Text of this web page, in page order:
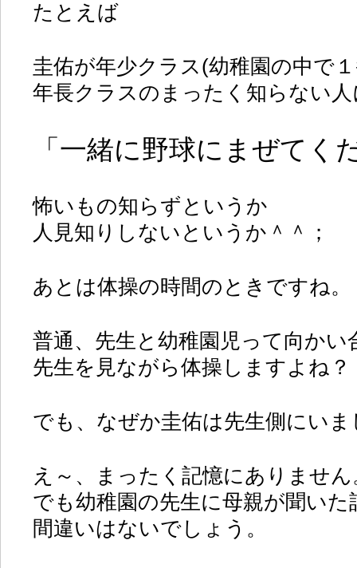
たとえば
圭佑が年少クラス(幼稚園の中で
年長クラスのまったく知らない
「一緒に野球にまぜてく
怖いもの知らずというか
人見知りしないというか＾＾；
あとは体操の時間のときですね。
普通、先生と幼稚園児って向かい
先生を見ながら体操しますよね？
でも、なぜか圭佑は先生側にいま
え～、まったく記憶にありません
でも幼稚園の先生に母親が聞いた
間違いはないでしょう。